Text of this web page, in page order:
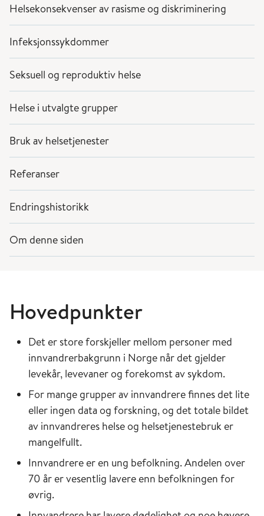
Helsekonsekvenser av rasisme og diskriminering
Infeksjonssykdommer
Seksuell og reproduktiv helse
Helse i utvalgte grupper
Bruk av helsetjenester
Referanser
Endringshistorikk
Om denne siden
Hovedpunkter
Det er store forskjeller mellom personer med
innvandrerbakgrunn i Norge når det gjelder
levekår, levevaner og forekomst av sykdom.
For mange grupper av innvandrere finnes det lite
eller ingen data og forskning, og det totale bildet
av innvandreres helse og helsetjenestebruk er
mangelfullt.
Innvandrere er en ung befolkning. Andelen over
70 år er vesentlig lavere enn befolkningen for
øvrig.